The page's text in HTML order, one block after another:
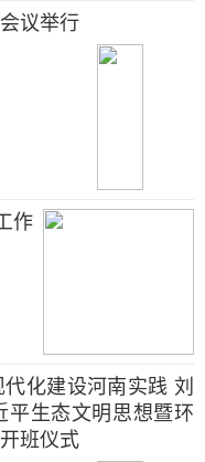
议举行
作
化建设河南实践 刘
平生态文明思想暨环
班仪式